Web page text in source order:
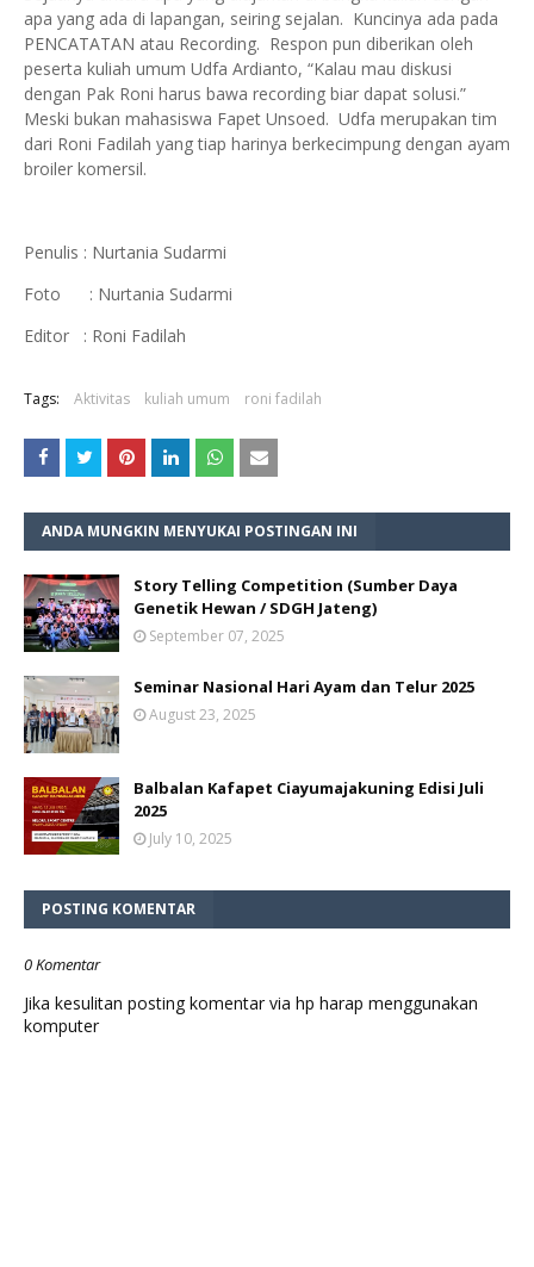
apa yang ada di lapangan, seiring sejalan. Kuncinya ada pada
PENCATATAN atau Recording. Respon pun diberikan oleh
peserta kuliah umum Udfa Ardianto, “Kalau mau diskusi
dengan Pak Roni harus bawa recording biar dapat solusi.”
Meski bukan mahasiswa Fapet Unsoed. Udfa merupakan tim
dari Roni Fadilah yang tiap harinya berkecimpung dengan ayam
broiler komersil.
Penulis : Nurtania Sudarmi
Foto
: Nurtania Sudarmi
Editor
: Roni Fadilah
Tags: Aktivitas kuliah umum roni fadilah
ANDA MUNGKIN MENYUKAI POSTINGAN INI
Story Telling Competition (Sumber Daya
Genetik Hewan / SDGH Jateng)
September 07, 2025
Seminar Nasional Hari Ayam dan Telur 2025
August 23, 2025
Balbalan Kafapet Ciayumajakuning Edisi Juli
2025
July 10, 2025
POSTING KOMENTAR
0 Komentar
Jika kesulitan posting komentar via hp harap menggunakan
komputer